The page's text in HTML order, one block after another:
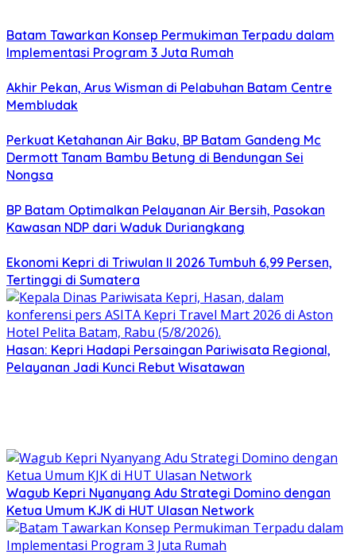
Batam Tawarkan Konsep Permukiman Terpadu dalam
Implementasi Program 3 Juta Rumah
Akhir Pekan, Arus Wisman di Pelabuhan Batam Centre
Membludak
Perkuat Ketahanan Air Baku, BP Batam Gandeng Mc
Dermott Tanam Bambu Betung di Bendungan Sei
Nongsa
BP Batam Optimalkan Pelayanan Air Bersih, Pasokan
Kawasan NDP dari Waduk Duriangkang
Ekonomi Kepri di Triwulan II 2026 Tumbuh 6,99 Persen,
Tertinggi di Sumatera
Hasan: Kepri Hadapi Persaingan Pariwisata Regional,
Pelayanan Jadi Kunci Rebut Wisatawan
Wagub Kepri Nyanyang Adu Strategi Domino dengan
Ketua Umum KJK di HUT Ulasan Network